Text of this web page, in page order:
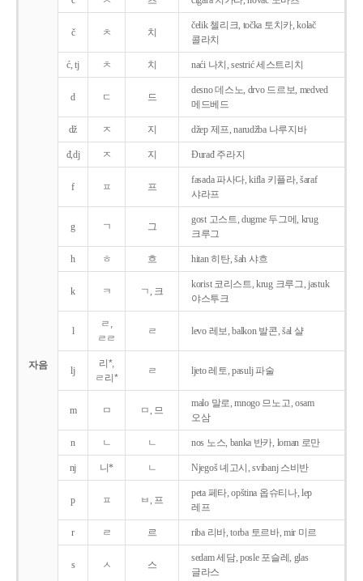
자음
č ㅊ 치
čelik 첼리크, točka 토치카, kolač
콜라치
ć, tj ㅊ 치 naći 나치, sestrić 세스트리치
d ㄷ 드
desno 데스노, drvo 드르보, medved
메드베드
dž ㅈ 지 džep 제프, narudžba 나루지바
đ,dj ㅈ 지 Ðurađ 주라지
f ㅍ 프
fasada 파사다, kifla 키플라, šaraf
샤라프
g ㄱ 그
gost 고스트, dugme 두그메, krug
크루그
h ㅎ 흐 hitan 히탄, šah 샤흐
k ㅋ ㄱ, 크
korist 코리스트, krug 크루그, jastuk
야스투크
l
ㄹ,
ㄹㄹ
ㄹ levo 레보, balkon 발콘, šal 샬
lj
리*,
ㄹ리*
ㄹ ljeto 레토, pasulj 파술
m ㅁ ㅁ, 므
malo 말로, mnogo 므노고, osam
오삼
n ㄴ ㄴ nos 노스, banka 반카, loman 로만
nj 니* ㄴ Njegoš 녜고시, svibanj 스비반
p ㅍ ㅂ, 프
peta 페타, opština 옵슈티나, lep
레프
r ㄹ 르 riba 리바, torba 토르바, mir 미르
s ㅅ 스
sedam 세담, posle 포슬레, glas
글라스